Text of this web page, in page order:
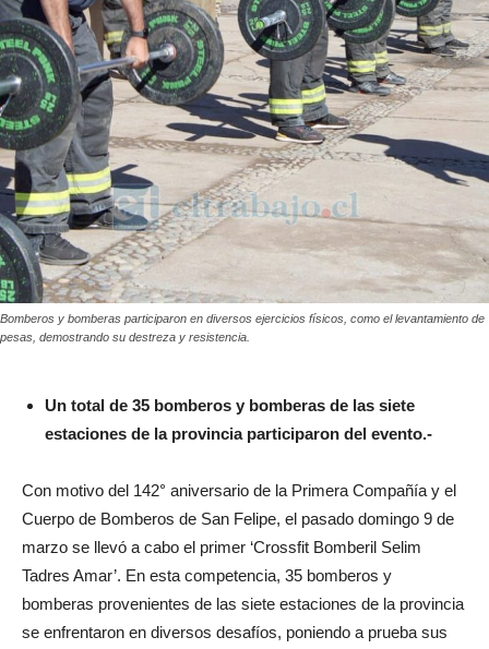
Bomberos y bomberas participaron en diversos ejercicios físicos, como el levantamiento de
pesas, demostrando su destreza y resistencia.
Un total de 35 bomberos y bomberas de las siete
estaciones de la provincia participaron del evento.-
Con motivo del 142° aniversario de la Primera Compañía y el
Cuerpo de Bomberos de San Felipe, el pasado domingo 9 de
marzo se llevó a cabo el primer ‘Crossfit Bomberil Selim
Tadres Amar’. En esta competencia, 35 bomberos y
bomberas provenientes de las siete estaciones de la provincia
se enfrentaron en diversos desafíos, poniendo a prueba sus